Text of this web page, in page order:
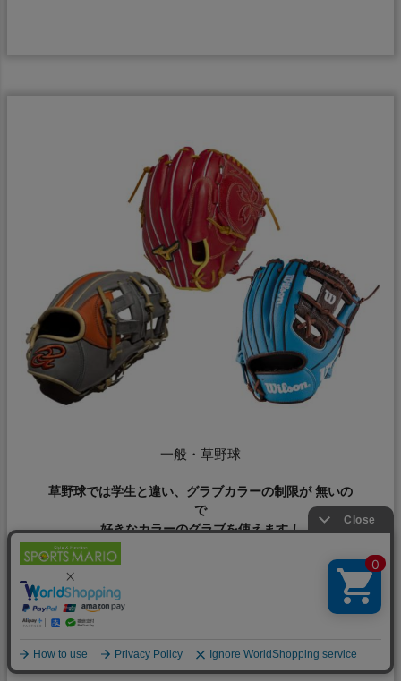
一般・草野球
草野球では学生と違い、グラブカラーの制限が 無いの
で
好きなカラーのグラブを使えます！